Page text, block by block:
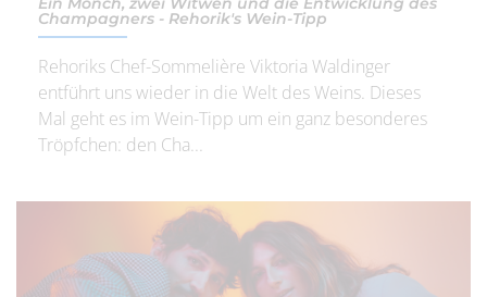
Champagners - Rehorik's Wein-Tipp
Rehoriks Chef-Sommelière Viktoria Waldinger
entführt uns wieder in die Welt des Weins. Dieses
Mal geht es im Wein-Tipp um ein ganz besonderes
Tröpfchen: den Cha...